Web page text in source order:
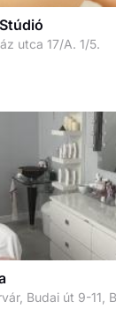
utca 17/A. 1/5.
Budai út 9-11,